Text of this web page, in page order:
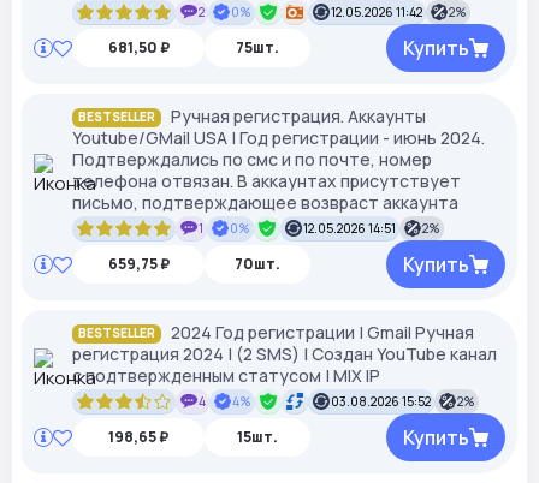
2 0% 12.05.2026 11:42 2%
681,50 ₽ 75шт. Купить
BESTSELLER
Ручная регистрация. Аккаунты
Youtube/GMail USA | Год регистрации - июнь 2024.
Подтверждались по смс и по почте, номер
телефона отвязан. В аккаунтах присутствует
письмо, подтверждающее возвраст аккаунта
1 0% 12.05.2026 14:51 2%
659,75 ₽ 70шт. Купить
BESTSELLER
2024 Год регистрации | Gmail Ручная
регистрация 2024 | (2 SMS) | Создан YouTube канал
с подтвержденным статусом | MIX IP
4 4% 03.08.2026 15:52 2%
198,65 ₽ 15шт. Купить